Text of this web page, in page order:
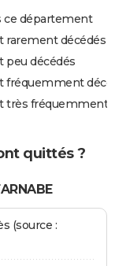
ce département
rarement décédés
peu décédés
fréquemment
très fréquemment
quittés ?
(source :